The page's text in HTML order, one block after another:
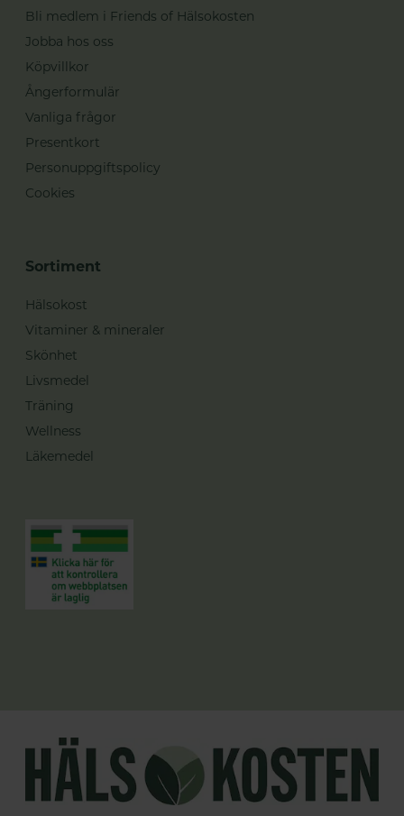
Bli medlem i Friends of Hälsokosten
Jobba hos oss
Köpvillkor
Ångerformulär
Vanliga frågor
Presentkort
Personuppgiftspolicy
Cookies
Sortiment
Hälsokost
Vitaminer & mineraler
Skönhet
Livsmedel
Träning
Wellness
Läkemedel